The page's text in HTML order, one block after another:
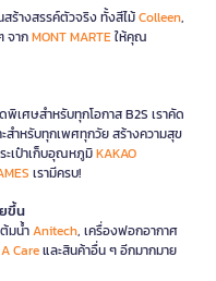
ร้างสรรค์ตัวจริง ทั้งสีไม้Colleen,
จากMONT MARTEให้คุณ
ศษสำหรับทุกโอกาส B2S เราคัด
สำหรับทุกเพศทุกวัย สร้างความสุข
ะเป๋าเก็บอุณหภูมิKAKAO
เรามีครบ!
ขึ้น
มน้ำAnitech, เครื่องฟอกอากาศ
Careและสินค้าอื่น ๆ อีกมากมาย